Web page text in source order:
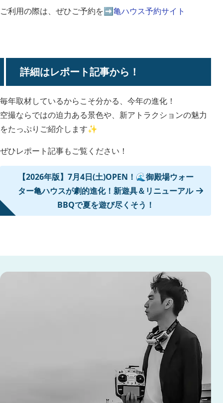
ご利用の際は、ぜひご予約を➡亀ハウス予約サイト
詳細はレポート記事から！
毎年取材しているからこそ分かる、今年の進化！
空撮ならではの迫力ある景色や、新アトラクションの魅力
をたっぷりご紹介します✨
ぜひレポート記事もご覧ください！
【2026年版】7月4日(土)OPEN！🌊御殿場ウォー
ター亀ハウスが劇的進化！新遊具＆リニューアル
BBQで夏を遊び尽くそう！